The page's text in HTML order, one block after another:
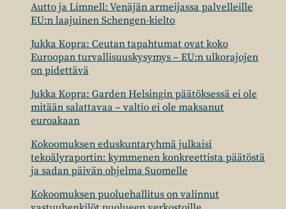
Autto ja Limnell: Venäjän armeijassa palvelleille
EU:n laajuinen Schengen-kielto
Jukka Kopra: Ceutan tapahtumat ovat koko
Euroopan turvallisuuskysymys – EU:n ulkorajojen
on pidettävä
Jukka Kopra: Garden Helsingin päätöksessä ei ole
mitään salattavaa – valtio ei ole maksanut
euroakaan
Kokoomuksen eduskuntaryhmä julkaisi
tekoälyraportin: kymmenen konkreettista päätöstä
ja sadan päivän ohjelma Suomelle
Kokoomuksen puoluehallitus on valinnut